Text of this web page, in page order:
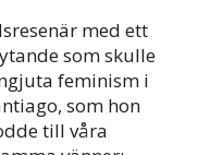
med ett
som skulle
feminism i
som hon
till våra